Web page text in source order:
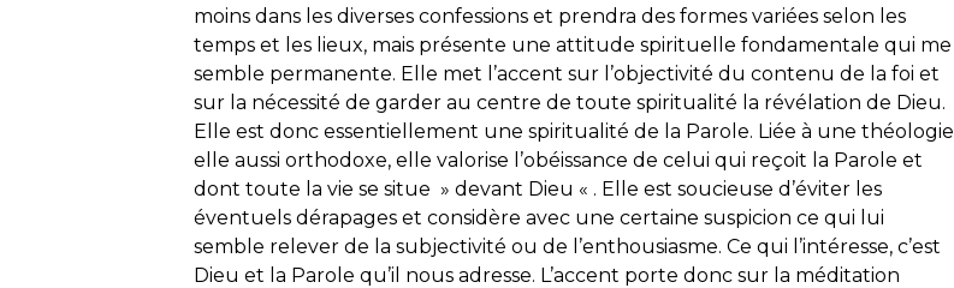
moins dans les diverses confessions et prendra des formes variées selon les
temps et les lieux, mais présente une attitude spirituelle fondamentale qui me
semble permanente. Elle met l’accent sur l’objectivité du contenu de la foi et
sur la nécessité de garder au centre de toute spiritualité la révélation de Dieu.
Elle est donc essentiellement une spiritualité de la Parole. Liée à une théologie
elle aussi orthodoxe, elle valorise l’obéissance de celui qui reçoit la Parole et
dont toute la vie se situe » devant Dieu « . Elle est soucieuse d’éviter les
éventuels dérapages et considère avec une certaine suspicion ce qui lui
semble relever de la subjectivité ou de l’enthousiasme. Ce qui l’intéresse, c’est
Dieu et la Parole qu’il nous adresse. L’accent porte donc sur la méditation